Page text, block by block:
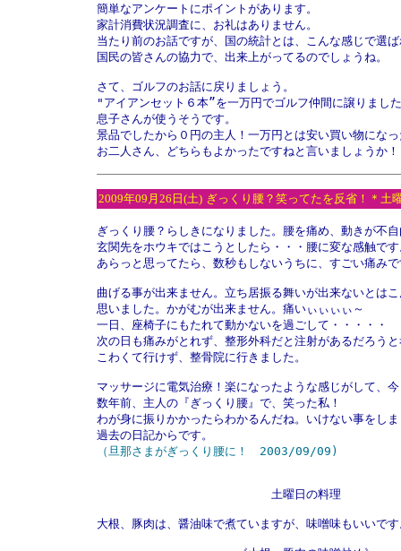
簡単なアンケートにポイントがあります。
家計消費状況調査に、お礼はありません。
当たり前のお話ですが、国の統計とは、こんな感じで選
国民の皆さんの協力で、出来上がってるのでしょうね。
さて、ゴルフのお話に戻りましょう。
"アイアンセット６本”を一万円でゴルフ仲間に譲りまし
息子さんが使うそうです。
景品でしたから０円の主人！一万円とは安い買い物にな
お二人さん、どちらもよかったですねと言いましょう
2009年09月26日(土) ぎっくり腰？笑ってたを反省！＊土
ぎっくり腰？らしきになりました。腰を痛め、動きが不
玄関先をホウキではこうとしたら・・・腰に変な感触です
あらっと思ってたら、数秒もしないうちに、すごい痛み
曲げる事が出来ません。立ち居振る舞いが出来ないとは
思いました。かがむが出来ません。痛いぃぃぃぃ～
一日、座椅子にもたれて動かないを過ごして・・・・・
次の日も痛みがとれず、整形外科だと注射があるだろう
こわくて行けず、整骨院に行きました。
マッサージに電気治療！楽になったような感じがして、
数年前、主人の『ぎっくり腰』で、笑った私！
わが身に振りかかったらわかるんだね。いけない事をし
（旦那さまがぎっくり腰に！　2003/09/09)
土曜日の料理
大根、豚肉は、醤油味で煮ていますが、味噌味もいいで